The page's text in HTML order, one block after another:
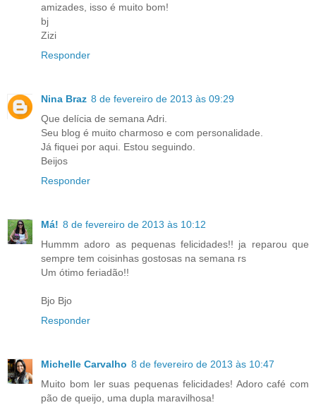
amizades, isso é muito bom!
bj
Zizi
Responder
Nina Braz 8 de fevereiro de 2013 às 09:29
Que delícia de semana Adri.
Seu blog é muito charmoso e com personalidade.
Já fiquei por aqui. Estou seguindo.
Beijos
Responder
Má! 8 de fevereiro de 2013 às 10:12
Hummm adoro as pequenas felicidades!! ja reparou que
sempre tem coisinhas gostosas na semana rs
Um ótimo feriadão!!
Bjo Bjo
Responder
Michelle Carvalho 8 de fevereiro de 2013 às 10:47
Muito bom ler suas pequenas felicidades! Adoro café com
pão de queijo, uma dupla maravilhosa!